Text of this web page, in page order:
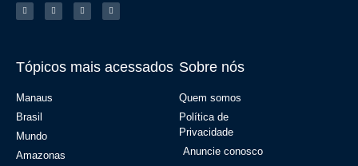
Tópicos mais acessados
Manaus
Brasil
Mundo
Amazonas
Sobre nós
Quem somos
Política de
Privacidade
Anuncie conosco